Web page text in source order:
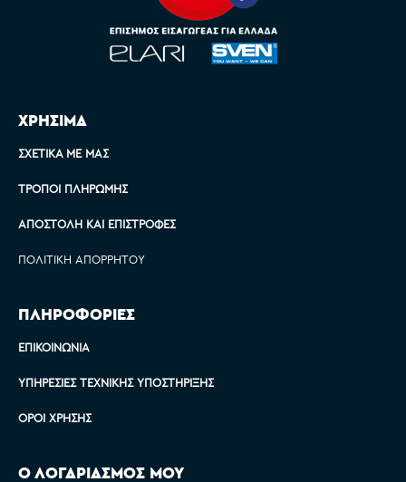
ΧΡΗΣΙΜΑ
ΣΧΕΤΙΚΆ ΜΕ ΜΑΣ
ΤΡΌΠΟΙ ΠΛΗΡΩΜΉΣ
ΑΠΟΣΤΟΛΉ ΚΑΙ ΕΠΙΣΤΡΟΦΈΣ
ΠΟΛΙΤΙΚΉ ΑΠΟΡΡΉΤΟΥ
ΠΛΗΡΟΦΟΡΙΕΣ
ΕΠΙΚΟΙΝΩΝΊΑ
ΥΠΗΡΕΣΊΕΣ ΤΕΧΝΙΚΉΣ ΥΠΟΣΤΉΡΙΞΗΣ
ΌΡΟΙ ΧΡΉΣΗΣ
Ο ΛΟΓΑΡΙΑΣΜΟΣ ΜΟΥ